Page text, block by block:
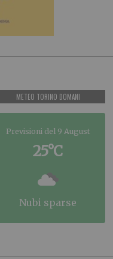
METEO TORINO DOMANI
Previsioni del 9 August
25°C
nubi sparse